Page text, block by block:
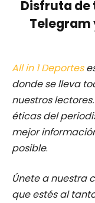
Disfruta
Telegram
All in 1 Deportes
donde se lleva
nuestros lectores.
éticas del
mejor
posible.
Únete a nuestra
que estés al